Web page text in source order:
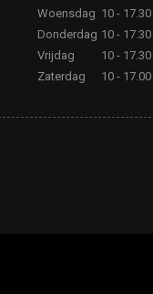
Woensdag 10 - 17.30
Donderdag 10 - 17.30
Vrijdag
10 - 17.30
Zaterdag
10 - 17.00